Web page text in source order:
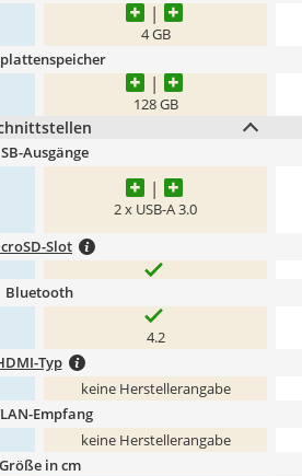
4 GB
128 GB
Ausgänge
2 x USB-A 3.0
Slot
Bluetooth
4.2
Typ
keine Herstellerangabe
Empfang
keine Herstellerangabe
Größe in cm